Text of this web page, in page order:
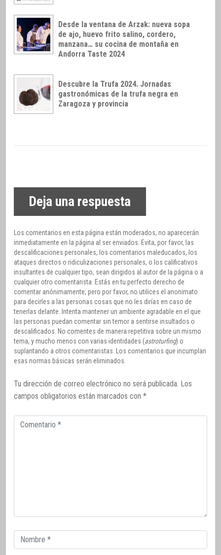
Desde la ventana de Arzak: nueva sopa
de ajo, huevo frito salino, cordero,
manzana… su cocina de montaña en
Andorra Taste 2024
Descubre la Trufa 2024. Jornadas
gastronómicas de la trufa negra en
Zaragoza y provincia
Deja una respuesta
Los comentarios en esta página están moderados, no aparecerán
inmediatamente en la página al ser enviados. Evita, por favor, las
descalificaciones personales, los comentarios maleducados, los
ataques directos o ridiculizaciones personales, o los calificativos
insultantes de cualquier tipo, sean dirigidos al autor de la página o a
cualquier otro comentarista. Estás en tu perfecto derecho de
comentar anónimamente, pero por favor, no utilices el anonimato
para decirles a las personas cosas que no les dirías en caso de
tenerlas delante. Intenta mantener un ambiente agradable en el que
las personas puedan comentar sin temor a sentirse insultados o
descalificados. No comentes de manera repetitiva sobre un mismo
tema, y mucho menos con varias identidades (astroturfing) o
suplantando a otros comentaristas. Los comentarios que incumplan
esas normas básicas serán eliminados.
Tu dirección de correo electrónico no será publicada. Los
campos obligatorios están marcados con *
Comentario
Correo
electrónico